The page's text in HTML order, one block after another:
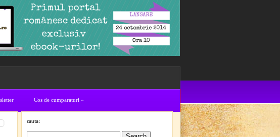
Cos de cumparaturi »
cauta: